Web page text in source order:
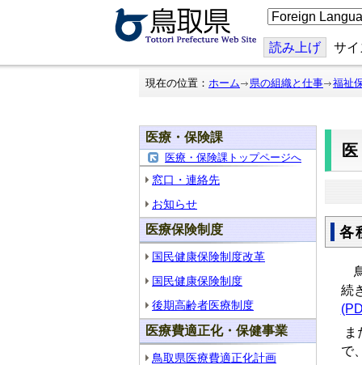
こ
の
ジ
を
翻
読み上げ サ
現在の位置： ホーム 県の組織と仕事 福祉
医療・保険課
医療・保険課トップページへ
窓口・連絡先
お知らせ
医療保険制度
国民健康保険制度改革
国民健康保険制度
後期高齢者医療制度
医療費適正化・保健事業
鳥取県医療費適正化計画
各
続
ま
で